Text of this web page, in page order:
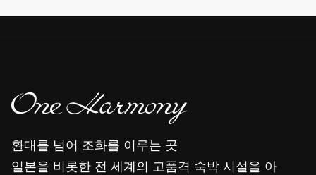
환대를 넘어 조화를 이루는 곳
일본을 비롯한 전 세계의 고품격 숙박 시설을 아